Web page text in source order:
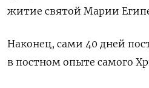
житие святой Марии
Наконец, сами 40 дней
в постном опыте самого